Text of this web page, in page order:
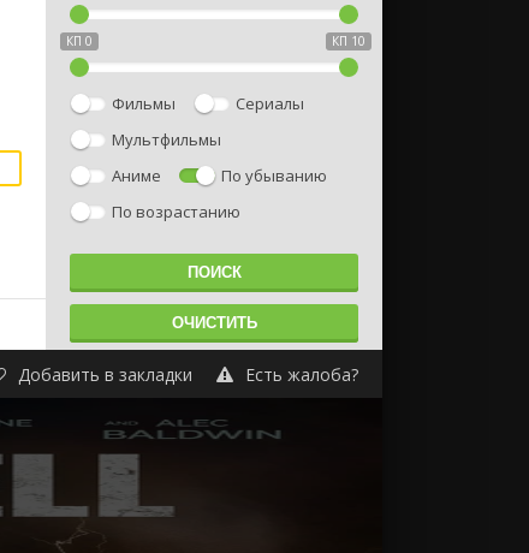
КП 0 КП 10
Фильмы
Сериалы
Мультфильмы
Аниме
По убыванию
По возрастанию
Добавить в закладки Есть жалоба?